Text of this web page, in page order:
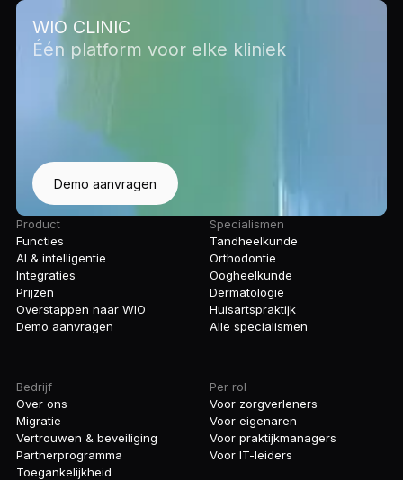
WIO CLINIC
Één platform voor elke kliniek
Demo aanvragen
Product
Functies
AI & intelligentie
Integraties
Prijzen
Overstappen naar WIO
Demo aanvragen
Specialismen
Tandheelkunde
Orthodontie
Oogheelkunde
Dermatologie
Huisartspraktijk
Alle specialismen
Bedrijf
Over ons
Migratie
Vertrouwen & beveiliging
Partnerprogramma
Toegankelijkheid
Per rol
Voor zorgverleners
Voor eigenaren
Voor praktijkmanagers
Voor IT-leiders